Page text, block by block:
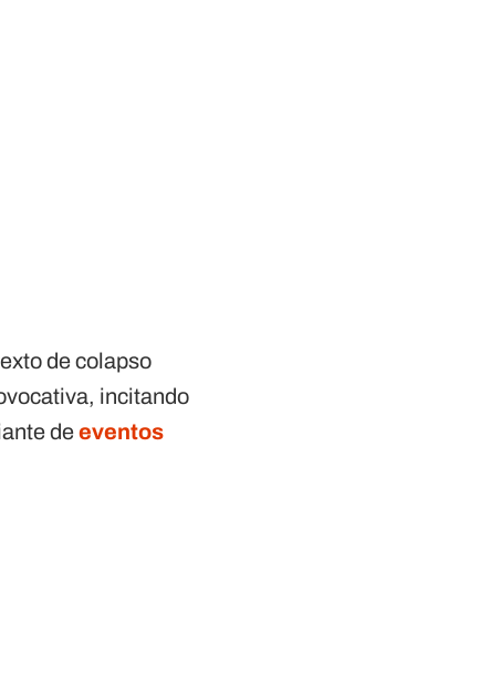
de colapso
incitando
deeventos